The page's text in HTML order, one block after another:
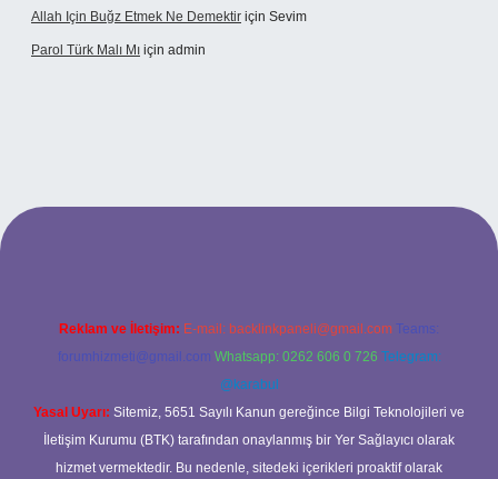
Allah Için Buğz Etmek Ne Demektir için Sevim
Parol Türk Malı Mı için admin
ilbet giriş
Reklam ve İletişim: E-mail: backlinkpaneli@gmail.com Teams:
forumhizmeti@gmail.com Whatsapp: 0262 606 0 726 Telegram:
@karabul
Yasal Uyarı: Sitemiz, 5651 Sayılı Kanun gereğince Bilgi Teknolojileri ve
İletişim Kurumu (BTK) tarafından onaylanmış bir Yer Sağlayıcı olarak
hizmet vermektedir. Bu nedenle, sitedeki içerikleri proaktif olarak